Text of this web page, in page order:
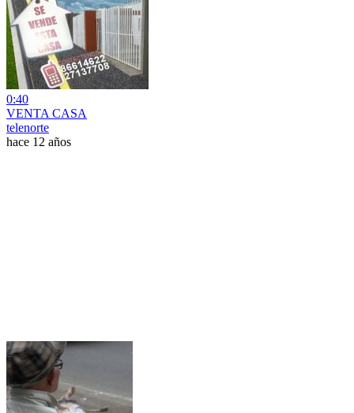
0:40
VENTA CASA
telenorte
hace 12 años